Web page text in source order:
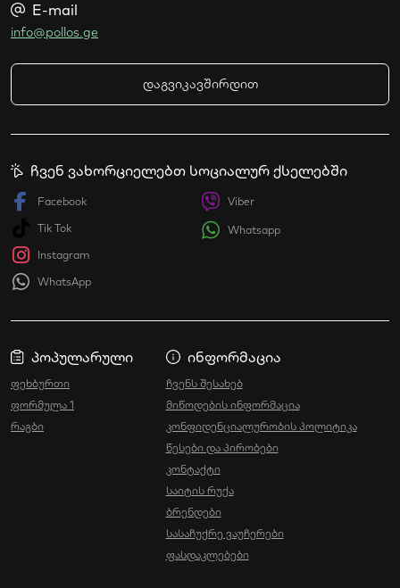
E-mail
info@pollos.ge
დაგვიკავშირდით
პოპულარული
ფეხბურთი
ფორმულა 1
რაგბი
ინფორმაცია
ჩვენს შესახებ
მიწოდების ინფორმაცია
კონფიდენციალურობის პოლიტიკა
წესები და პირობები
კონტაქტი
საიტის რუქა
ბრენდები
სასაჩუქრე ვაუჩერები
ფასდაკლებები
ჩვენ ვახორციელებთ სოციალურ ქსელებში
Facebook
Tik Tok
Instagram
WhatsApp
Viber
Whatsapp